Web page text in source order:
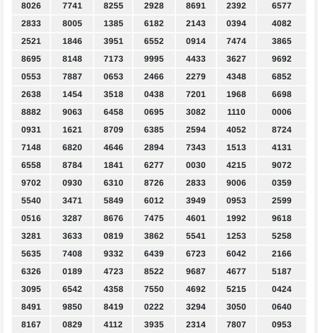
8026
7741 8255 2928 8691 2392
6577
2833
8005 1385 6182 2143 0394
4082
2521
1846 3951 6552 0914 7474
3865
8695
8148 7173 9995 4433 3627
9692
0553
7887 0653 2466 2279 4348
6852
2638
1454 3518 0438 7201 1968
6698
8882
9063 6458 0695 3082 1110
0006
0931
1621 8709 6385 2594 4052
8724
7148
6820 4646 2894 7343 1513
4131
6558
8784 1841 6277 0030 4215
9072
9702
0930 6310 8726 2833 9006
0359
5540
3471 5849 6012 3949 0953
2599
0516
3287 8676 7475 4601 1992
9618
3281
3633 0819 3862 5541 1253
5258
5635
7408 9332 6439 6723 6042
2166
6326
0189 4723 8522 9687 4677
5187
3095
6542 4358 7550 4692 5215
0424
8491
9850 8419 0222 3294 3050
0640
8167
0829 4112 3935 2314 7807
0953